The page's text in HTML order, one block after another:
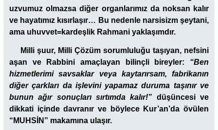
uzvumuz olmazsa diğer organlarımız da noksan kalır
ve hayatımız kısırlaşır… Bu nedenle narsisizm şeytani,
ama uhuvvet=kardeşlik Rahmani yaklaşımdır.
Milli şuur, Milli Çözüm sorumluluğu taşıyan, nefsini
aşan ve Rabbini amaçlayan bilinçli bireyler: “Ben
hizmetlerimi savsaklar veya kaytarırsam, fabrikanın
diğer çarkları da işlevini yapamaz duruma taşınır ve
bunun ağır sonuçları sırtımda kalır!” düşüncesi ve
dikkati içinde davranır ve böylece Kur’an’da övülen
“MUHSİN” makamına ulaşır.